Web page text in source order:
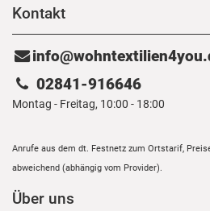
Kontakt
02841-916646
Montag - Freitag, 10:00 - 18:00
Anrufe aus dem dt. Festnetz zum Ortstarif,
abweichend (abhängig vom Provider).
Über uns